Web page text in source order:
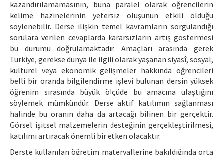
kazandırılamamasının, buna paralel olarak öğrencilerin
kelime hazinelerinin yetersiz oluşunun etkili olduğu
söylenebilir. Derse ilişkin temel kavramların sorgulandığı
sorulara verilen cevaplarda kararsızların artış göstermesi
bu durumu doğrulamaktadır. Amaçları arasında gerek
Türkiye, gerekse dünya ile ilgili olarak yaşanan siyasî, sosyal,
kültürel veya ekonomik gelişmeler hakkında öğrencileri
belli bir oranda bilgilendirme işlevi bulunan dersin yüksek
öğrenim sırasında büyük ölçüde bu amacına ulaştığını
söylemek mümkündür. Derse aktif katılımın sağlanması
halinde bu oranın daha da artacağı bilinen bir gerçektir.
Görsel işitsel malzemelerin desteğinin gerçekleştirilmesi,
katılımı artıracak önemli bir etken olacaktır.
Derste kullanılan öğretim materyallerine bakıldığında orta